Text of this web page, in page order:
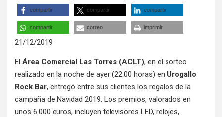
compartir compartir compartir
compartir correo imprimir
21/12/2019
El Área Comercial Las Torres (ACLT), en el sorteo
realizado en la noche de ayer (22:00 horas) en Urogallo
Rock Bar, entregó entre sus clientes los regalos de la
campaña de Navidad 2019. Los premios, valorados en
unos 6.000 euros, incluyen televisores LED, relojes,